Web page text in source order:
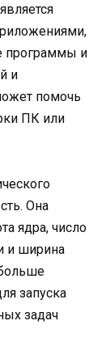
программы и
и
помочь
ПК или
Она
ядра, число
и ширина
запуска
задач